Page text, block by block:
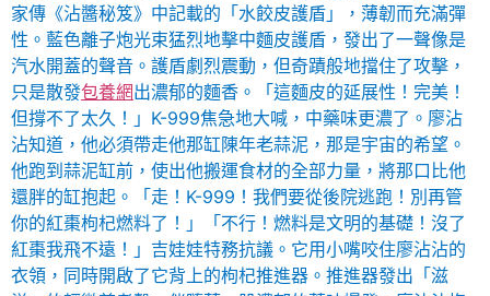
家傳《沾醬秘笈》中記載的「水餃皮護盾」，薄韌而充滿彈
性。藍色離子炮光束猛烈地擊中麵皮護盾，發出了一聲像是
汽水開蓋的聲音。護盾劇烈震動，但奇蹟般地擋住了攻擊，
只是散發包養網出濃郁的麵香。「這麵皮的延展性！完美！
但撐不了太久！」K-999焦急地大喊，中藥味更濃了。廖沾
沾知道，他必須帶走他那缸陳年老蒜泥，那是宇宙的希望。
他跑到蒜泥缸前，使出他搬運食材的全部力量，將那口比他
還胖的缸抱起。「走！K-999！我們要從後院逃跑！別再管
你的紅棗枸杞燃料了！」「不行！燃料是文明的基礎！沒了
紅棗我飛不遠！」吉娃娃特務抗議。它用小嘴咬住廖沾沾的
衣領，同時開啟了它背上的枸杞推進器。推進器發出「滋